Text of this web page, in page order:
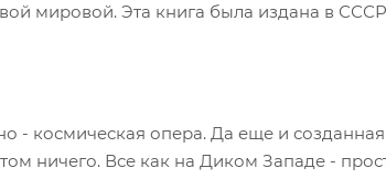
мировой. Эта книга была издана в СССР
- космическая опера. Да еще и
ничего. Все как на Диком Западе -